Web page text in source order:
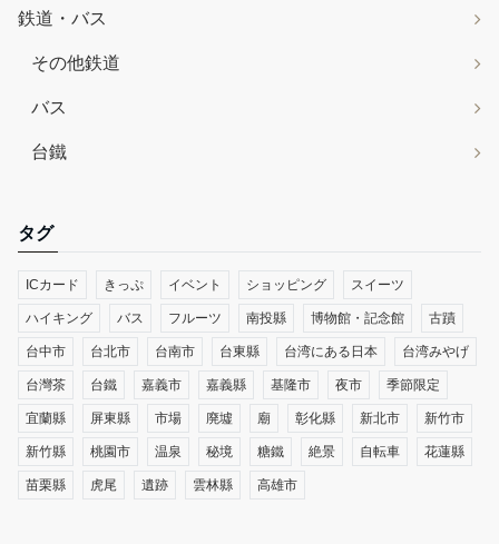
鉄道・バス
その他鉄道
バス
台鐵
タグ
ICカード きっぷ イベント ショッピング スイーツ
ハイキング バス フルーツ 南投縣 博物館・記念館 古蹟
台中市 台北市 台南市 台東縣 台湾にある日本 台湾みやげ
台灣茶 台鐵 嘉義市 嘉義縣 基隆市 夜市 季節限定
宜蘭縣 屏東縣 市場 廃墟 廟 彰化縣 新北市 新竹市
新竹縣 桃園市 温泉 秘境 糖鐵 絶景 自転車 花蓮縣
苗栗縣 虎尾 遺跡 雲林縣 高雄市